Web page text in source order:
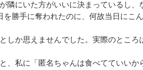
隣にいた方がいいに決まっているし、
勝手に奪われたのに、何故当日にこ
しか思えませんでした。実際のところ
、私に「匿名ちゃんは食べてていいか